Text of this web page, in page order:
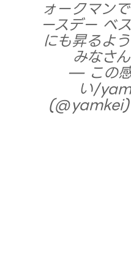
ォークマン
ースデー ベ
にも昇るよ
みなさ
— この
い/
(@yamkei)